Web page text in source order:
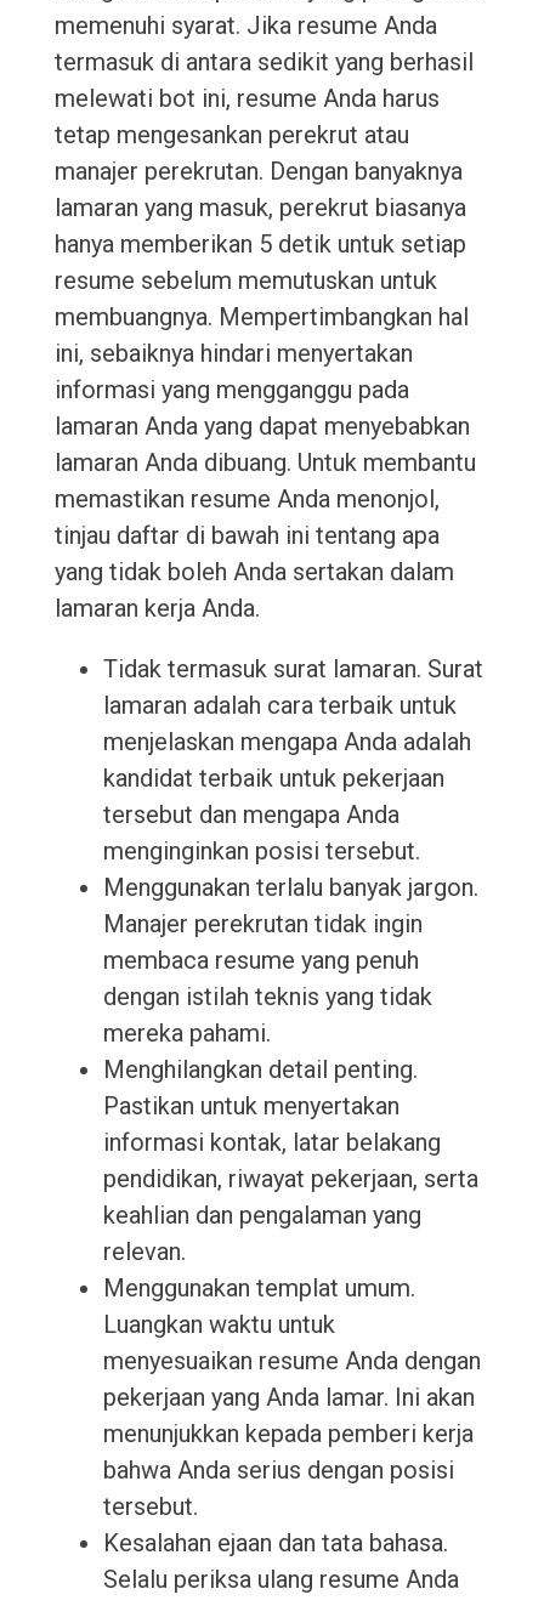
memenuhi syarat. Jika resume Anda
termasuk di antara sedikit yang berhasil
melewati bot ini, resume Anda harus
tetap mengesankan perekrut atau
manajer perekrutan. Dengan banyaknya
lamaran yang masuk, perekrut biasanya
hanya memberikan 5 detik untuk setiap
resume sebelum memutuskan untuk
membuangnya. Mempertimbangkan hal
ini, sebaiknya hindari menyertakan
informasi yang mengganggu pada
lamaran Anda yang dapat menyebabkan
lamaran Anda dibuang. Untuk membantu
memastikan resume Anda menonjol,
tinjau daftar di bawah ini tentang apa
yang tidak boleh Anda sertakan dalam
lamaran kerja Anda.
Tidak termasuk surat lamaran. Surat
lamaran adalah cara terbaik untuk
menjelaskan mengapa Anda adalah
kandidat terbaik untuk pekerjaan
tersebut dan mengapa Anda
menginginkan posisi tersebut.
Menggunakan terlalu banyak jargon.
Manajer perekrutan tidak ingin
membaca resume yang penuh
dengan istilah teknis yang tidak
mereka pahami.
Menghilangkan detail penting.
Pastikan untuk menyertakan
informasi kontak, latar belakang
pendidikan, riwayat pekerjaan, serta
keahlian dan pengalaman yang
relevan.
Menggunakan templat umum.
Luangkan waktu untuk
menyesuaikan resume Anda dengan
pekerjaan yang Anda lamar. Ini akan
menunjukkan kepada pemberi kerja
bahwa Anda serius dengan posisi
tersebut.
Kesalahan ejaan dan tata bahasa.
Selalu periksa ulang resume Anda